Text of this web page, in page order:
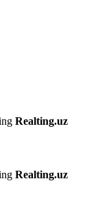
Realting.uz
Realting.uz